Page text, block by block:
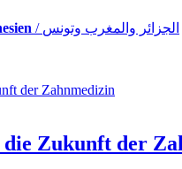
/ الجزائر والمغرب وتونس
Zukunft der